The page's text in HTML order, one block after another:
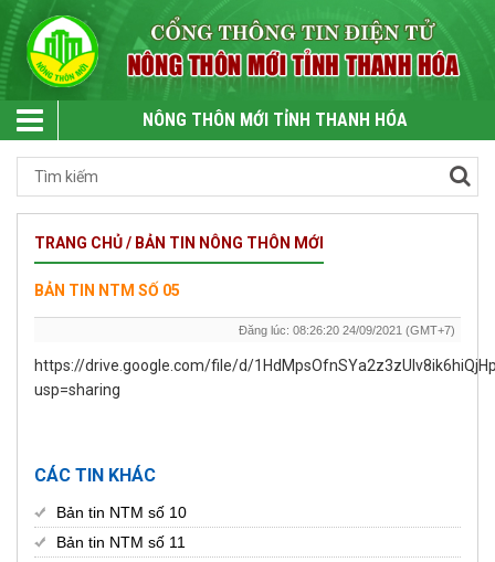
NÔNG THÔN MỚI TỈNH THANH HÓA
TRANG CHỦ / BẢN TIN NÔNG THÔN MỚI
BẢN TIN NTM SỐ 05
Đăng lúc: 08:26:20 24/09/2021 (GMT+7)
https://drive.google.com/file/d/
usp=sharing
CÁC TIN KHÁC
Bản tin NTM số 10
Bản tin NTM số 11